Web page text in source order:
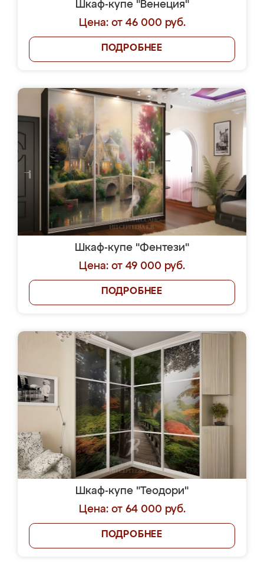
Шкаф-купе "Венеция"
Цена: от 46 000 руб.
ПОДРОБНЕЕ
Шкаф-купе "Фентези"
Цена: от 49 000 руб.
ПОДРОБНЕЕ
Шкаф-купе "Теодори"
Цена: от 64 000 руб.
ПОДРОБНЕЕ